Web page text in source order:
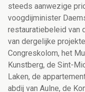
steeds aanwezige
voogdijminister
restauratiebeleid van
van dergelijke
Congreskolom, het
Kunstberg, de Sint-
Laken, de
abdij van Aulne, de